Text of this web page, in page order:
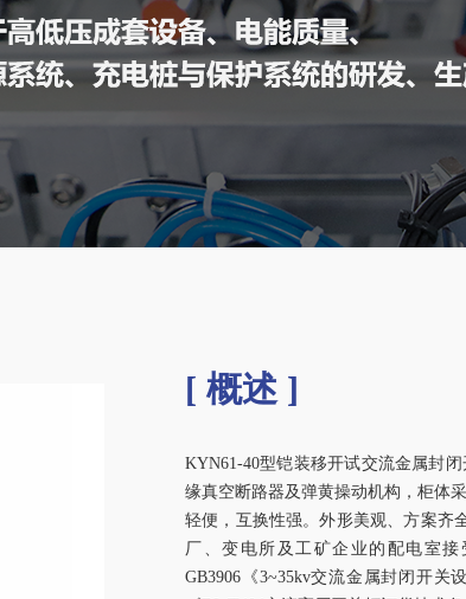
[ 概述 ]
KYN61-40型铠装移开试交流金属封
缘真空断路器及弹黄操动机构，柜体
轻便，互换性强。外形美观、方案齐
厂、变电所及工矿企业的配电室
GB3906《3~35kv交流金属封闭开关